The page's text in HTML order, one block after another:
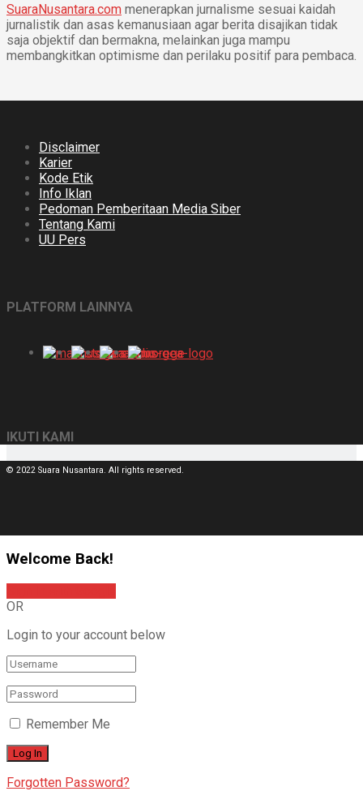
SuaraNusantara.com menerapkan jurnalisme sesuai kaidah
jurnalistik dan asas kemanusiaan agar berita disajikan tidak
saja objektif dan bermakna, melainkan juga mampu
membangkitkan optimisme dan perilaku positif para pembaca.
Disclaimer
Karier
Kode Etik
Info Iklan
Pedoman Pemberitaan Media Siber
Tentang Kami
UU Pers
PLATFORM LAINNYA
IKUTI KAMI
© 2022 Suara Nusantara. All rights reserved.
Welcome Back!
OR
Login to your account below
Remember Me
Forgotten Password?